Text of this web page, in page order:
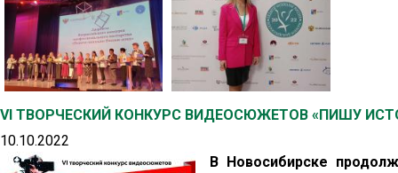
VI ТВОРЧЕСКИЙ КОНКУРС ВИДЕОСЮЖЕТОВ «ПИШУ
10.10.2022
В Новосибирске